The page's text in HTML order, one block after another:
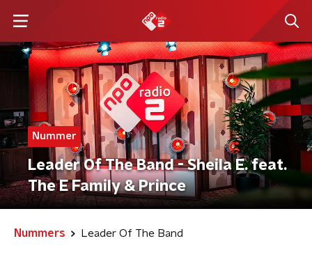
Nummer
Leader Of The Band - Sheila E. feat.
The E Family & Prince
Nummers Leader Of The Band